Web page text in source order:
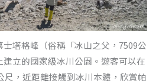
士塔格峰（俗稱「冰山之父，7509公
立的國家級冰川公園。遊客可以在
尺，近距離接觸到冰川本體，欣賞帕